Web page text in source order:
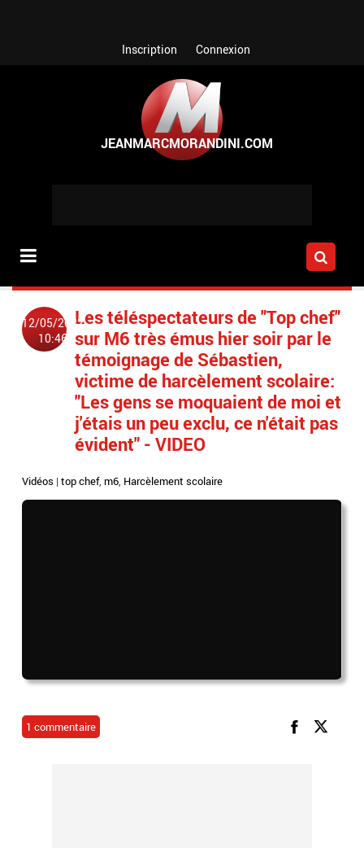
Inscription Connexion
12/05/2022
10:46
Les téléspectateurs de "Top chef"
sur M6 très émus hier soir par le
témoignage de Sébastien,
victime de harcèlement scolaire:
"Les gens se moquaient de moi et
j'étais un peu exclu, ce n'était pas
évident" - VIDEO
Vidéos |top chef,m6, Harcèlement scolaire
1 commentaire